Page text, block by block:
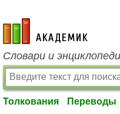
academic.ru
Словари и
Толкования Переводы